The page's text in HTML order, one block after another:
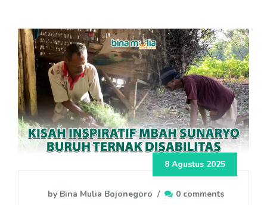
8 Agustus 2025
by Bina Mulia Bojonegoro / 0 comments